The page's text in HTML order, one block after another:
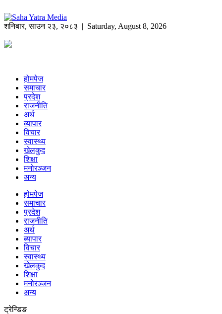
शनिबार,साउन २३, २०८३ | Saturday, August 8, 2026
होमपेज
समाचार
प्रदेश
राजनीति
अर्थ
ब्यापार
विचार
स्वास्थ्य
खेलकुद
शिक्षा
मनोरञ्जन
अन्य
होमपेज
समाचार
प्रदेश
राजनीति
अर्थ
ब्यापार
विचार
स्वास्थ्य
खेलकुद
शिक्षा
मनोरञ्जन
अन्य
ट्रेन्डिङ